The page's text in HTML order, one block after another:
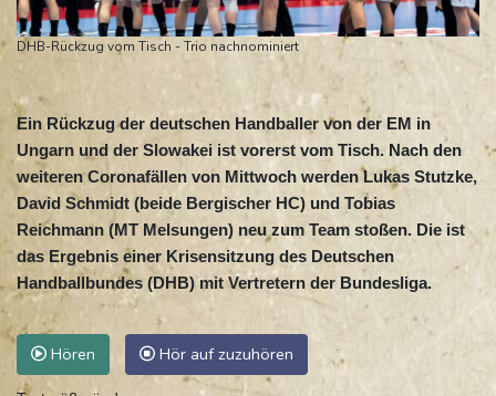
DHB-Rückzug vom Tisch - Trio nachnominiert
Ein Rückzug der deutschen Handballer von der EM in
Ungarn und der Slowakei ist vorerst vom Tisch. Nach den
weiteren Coronafällen von Mittwoch werden Lukas Stutzke,
David Schmidt (beide Bergischer HC) und Tobias
Reichmann (MT Melsungen) neu zum Team stoßen. Die ist
das Ergebnis einer Krisensitzung des Deutschen
Handballbundes (DHB) mit Vertretern der Bundesliga.
Hören Hör auf zuzuhören